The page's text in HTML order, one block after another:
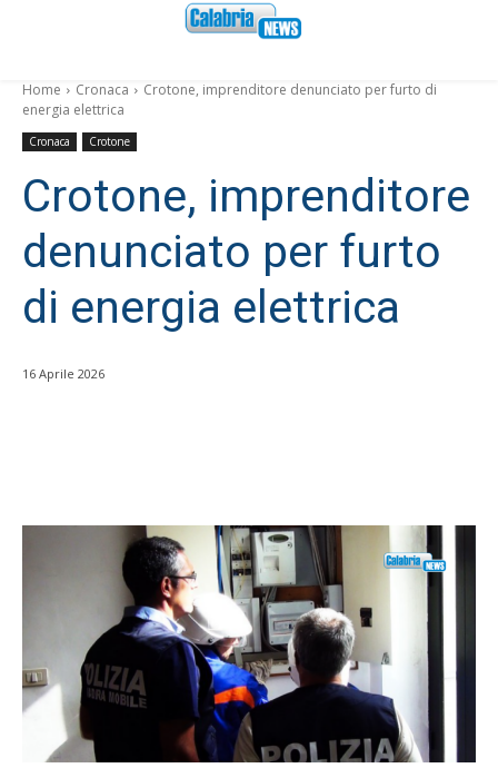
Home Cronaca
Crotone, imprenditore denunciato per furto di
energia elettrica
Cronaca Crotone
Crotone, imprenditore
denunciato per furto
di energia elettrica
16 Aprile 2026